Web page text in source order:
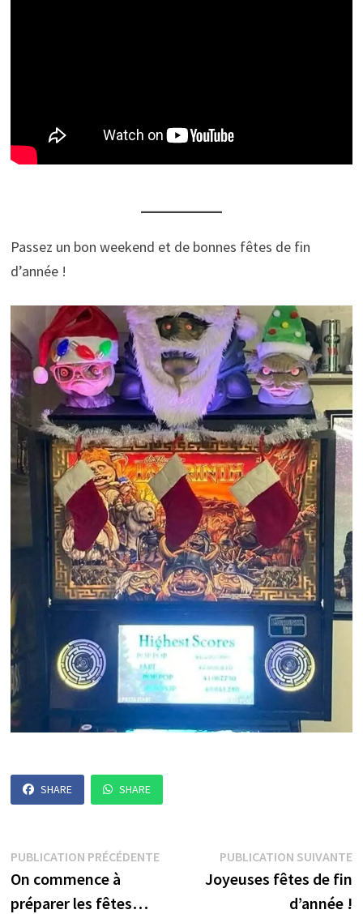
Passez un bon weekend et de bonnes fêtes de fin
d’année !
SHARE SHARE
Navigation
de
PUBLICATION PRÉCÉDENTEPublication
précédente :
On commence à
préparer les fêtes…
PUBLICATION SUIVANTE
Joyeuses fêtes de fin
d’année !